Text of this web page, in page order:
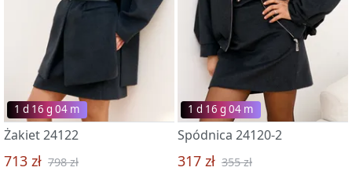
1 d 16 g 03 m
Żakiet 24122
713 zł 798 zł
1 d 16 g 03 m
Spódnica 24120-2
317 zł 355 zł